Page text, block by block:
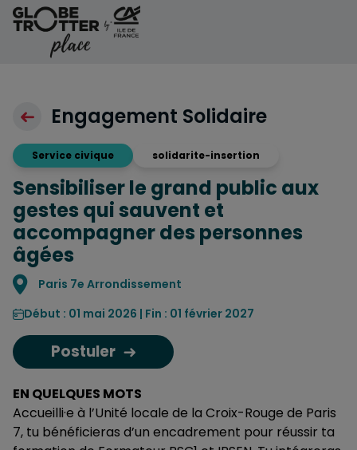
Aller au contenu
Engagement Solidaire
Service civique solidarite-insertion
Sensibiliser le grand public aux
gestes qui sauvent et
accompagner des personnes
âgées
Localisation
Paris 7e Arrondissement
Début : 01 mai 2026 | Fin : 01 février 2027
Postuler
EN QUELQUES MOTS
Accueilli·e à l’Unité locale de la Croix-Rouge de Paris
7, tu bénéficieras d’un encadrement pour réussir ta